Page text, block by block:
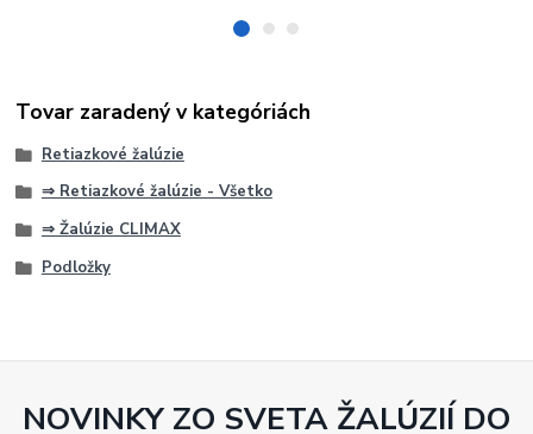
Tovar zaradený v kategóriách
Retiazkové žalúzie
⇒ Retiazkové žalúzie - Všetko
⇒ Žalúzie CLIMAX
Podložky
NOVINKY ZO SVETA ŽALÚZIÍ DO